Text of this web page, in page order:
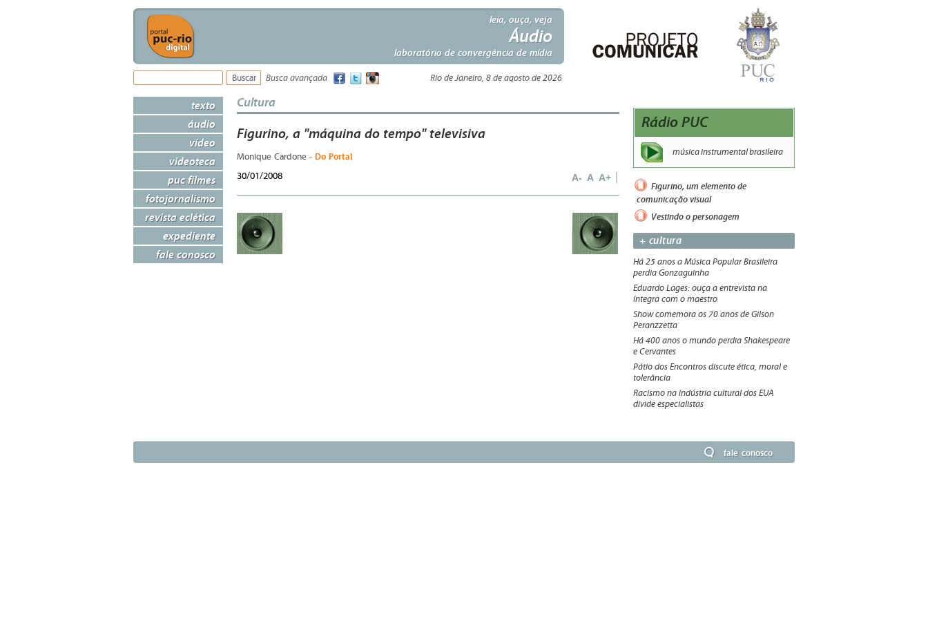
leia, ouça, veja
Áudio
laboratório de convergência de mídia
Busca avançada Rio de Janeiro, 8 de agosto de 2026
texto
áudio
vídeo
videoteca
puc filmes
fotojornalismo
revista eclética
expediente
fale conosco
Cultura
Figurino, a "máquina do tempo" televisiva
Monique Cardone - Do Portal
30/01/2008 A- A A+
Rádio PUC
música instrumental brasileira
Figurino, um elemento de
comunicação visual
Vestindo o personagem
+ cultura
Há 25 anos a Música Popular Brasileira
perdia Gonzaguinha
Eduardo Lages: ouça a entrevista na
íntegra com o maestro
Show comemora os 70 anos de Gilson
Peranzzetta
Há 400 anos o mundo perdia Shakespeare
e Cervantes
Pátio dos Encontros discute ética, moral e
tolerância
Racismo na indústria cultural dos EUA
divide especialistas
fale conosco